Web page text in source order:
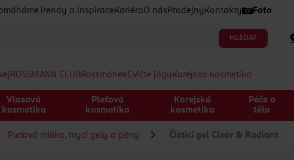
Trendy a inspirace Kariéra O nás Prodejny Kontakty Foto
HLEDAT
ROSSMANN CLUBRossmánekCvičte jógu Korejská kosmetika
Vlasová
kosmetika
Pleťová
kosmetika
Korejská
kosmetika
Péče o
tělo
Pleťová mléka, mycí gely a pěny Čisticí gel Clear & Radiant